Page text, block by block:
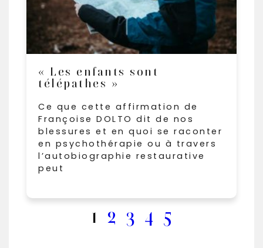
« Les enfants sont
télépathes »
Ce que cette affirmation de
Françoise DOLTO dit de nos
blessures et en quoi se raconter
en psychothérapie ou à travers
l’autobiographie restaurative
peut
1 2 3 4 5